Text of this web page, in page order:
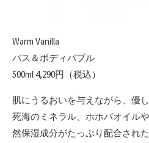
Warm Vanilla
バス＆ボディバブル
500ml 4,290円（税込）
肌にうるおいを与えながら、優
死海のミネラル、ホホバオイル
然保湿成分がたっぷり配合され